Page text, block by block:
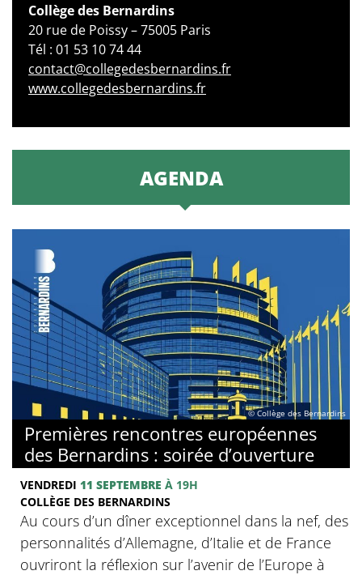
Collège des Bernardins
20 rue de Poissy – 75005 Paris
Tél : 01 53 10 74 44
contact@collegedesbernardins.fr
www.collegedesbernardins.fr
AGENDA
© Collège des Bernardins
Premières rencontres européennes
des Bernardins : soirée d’ouverture
VENDREDI 11 SEPTEMBRE À 19H
COLLÈGE DES BERNARDINS
Au cours d’un dîner exceptionnel dans la nef, des
personnalités d’Allemagne, d’Italie et de France
ouvriront la réflexion sur l’avenir de l’Europe à